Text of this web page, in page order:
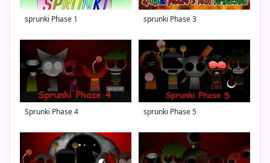
sprunki Phase 1 sprunki Phase 3
Sprunki Phase 4 sprunki Phase 5